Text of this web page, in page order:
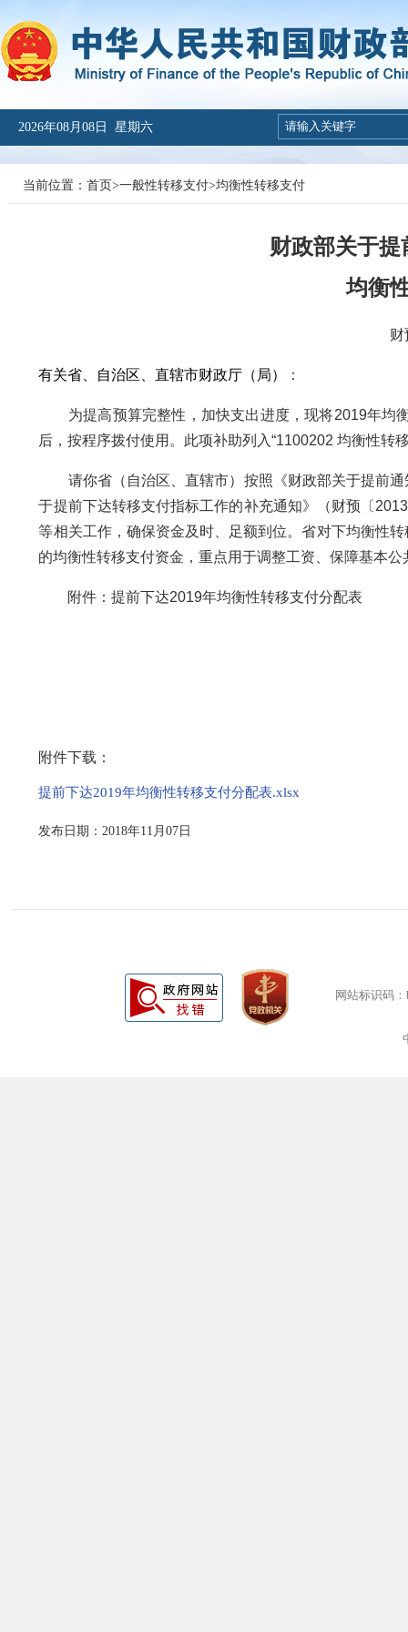
2026年08月08日 星期六
当前位置： 首页>一般性转移支付>均衡性转移支付
财政部关于提
均衡
财
有关省、自治区、直辖市财政厅（局） ：
为提高预算完整性，加快支出进度，现将2019年均
后，按程序拨付使用。此项补助列入“1100202 均衡性转
请你省（自治区、直辖市）按照《财政部关于提前通
于提前下达转移支付指标工作的补充通知》（财预〔
等相关工作，确保资金及时、足额到位。省对下均衡性
的均衡性转移支付资金，重点用于调整工资、保障基本
附件：提前下达2019年均衡性转移支付分配表
附件下载：
提前下达2019年均衡性转移支付分配表.xlsx
发布日期：2018年11月07日
网站标识码